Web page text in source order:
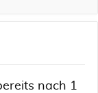
nach 1